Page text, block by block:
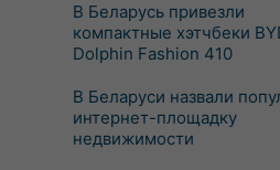
В Беларусь привезли
компактные хэтчбеки
Dolphin Fashion 410
В Беларуси назвали
интернет-площадку
недвижимости